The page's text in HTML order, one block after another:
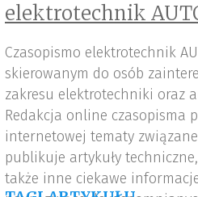
elektrotechnik
Czasopismo elektrotechnik
skierowanym do osób
zakresu elektrotechniki oraz
Redakcja online czasopisma
internetowej tematy
publikuje artykuły
także inne ciekawe